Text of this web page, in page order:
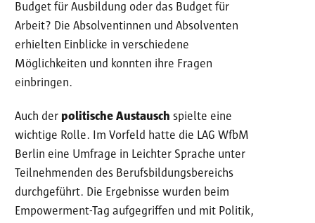
Budget für Ausbildung oder das Budget für
Arbeit? Die Absolventinnen und Absolventen
erhielten Einblicke in verschiedene
Möglichkeiten und konnten ihre Fragen
einbringen.
Auch der politische Austausch spielte eine
wichtige Rolle. Im Vorfeld hatte die LAG WfbM
Berlin eine Umfrage in Leichter Sprache unter
Teilnehmenden des Berufsbildungsbereichs
durchgeführt. Die Ergebnisse wurden beim
Empowerment-Tag aufgegriffen und mit Politik,